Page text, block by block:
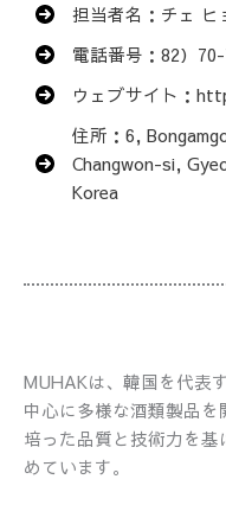
担当者名：チェ ヒ
電話番号：82）
ウェブサイト：
住所：6,
Changwon-si,
Korea
MUHAKは、韓国を代表
中心に多様な酒類製品
培った品質と技術力を
めています。